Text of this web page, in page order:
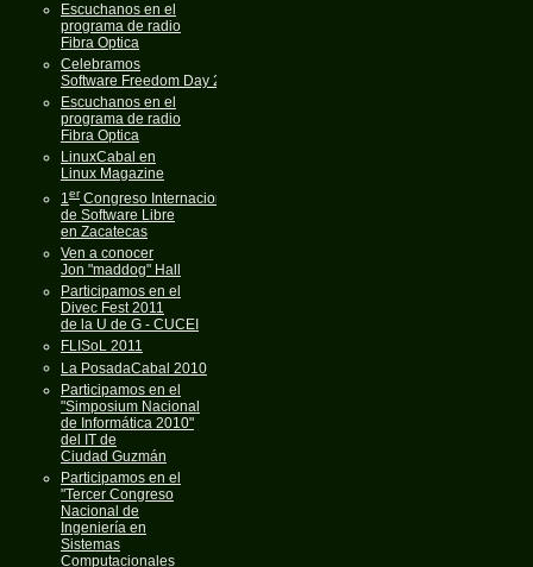
Escuchanos en el
programa de radio
Fibra Optica
Celebramos
Software Freedom Day 2011
Escuchanos en el
programa de radio
Fibra Optica
LinuxCabal en
Linux Magazine
1erCongreso Internacional
de Software Libre
en Zacatecas
Ven a conocer
Jon "maddog" Hall
Participamos en el
Divec Fest 2011
de la U de G - CUCEI
FLISoL 2011
La PosadaCabal 2010
Participamos en el
"Simposium Nacional
de Informática 2010"
del IT de
Ciudad Guzmán
Participamos en el
"Tercer Congreso
Nacional de
Ingeniería en
Sistemas
Computacionales